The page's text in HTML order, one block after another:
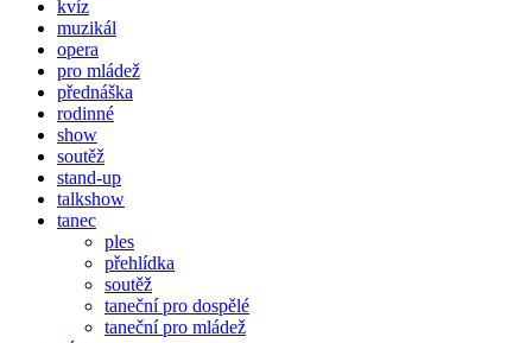
kvíz
muzikál
opera
pro mládež
přednáška
rodinné
show
soutěž
stand-up
talkshow
tanec
ples
přehlídka
soutěž
taneční pro dospělé
taneční pro mládež